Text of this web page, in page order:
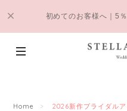
初めてのお客様へ｜5
Home 2026新作ブライダル